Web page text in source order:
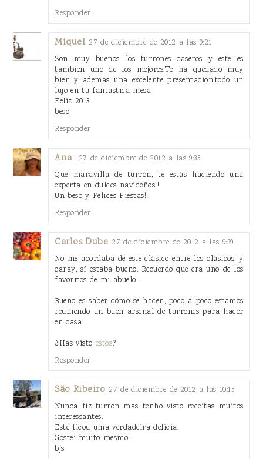
Responder
Miquel 27 de diciembre de 2012 a las 9:21
Son muy buenos los turrones caseros y este es
tambien uno de los mejores.Te ha quedado muy
bien y ademas una excelente presentacion,todo un
lujo en tu fantastica mesa
Feliz 2013
beso
Responder
Ana
27 de diciembre de 2012 a las 9:35
Qué maravilla de turrón, te estás haciendo una
experta en dulces navideños!!
Un beso y Felices Fiestas!!
Responder
Carlos Dube 27 de diciembre de 2012 a las 9:39
No me acordaba de este clásico entre los clásicos, y
caray, sí estaba bueno. Recuerdo que era uno de los
favoritos de mi abuelo.
Bueno es saber cómo se hacen, poco a poco estamos
reuniendo un buen arsenal de turrones para hacer
en casa.
¿Has visto estos?
Responder
São Ribeiro 27 de diciembre de 2012 a las 10:15
Nunca fiz turron mas tenho visto receitas muitos
interessantes.
Este ficou uma verdadeira delicia.
Gostei muito mesmo.
bjs